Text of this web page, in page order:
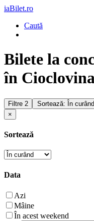
iaBilet.ro
Caută
Bilete la
în
Filtre 2
Sortează: În curând
×
Sortează
Data
Azi
Mâine
În acest weekend